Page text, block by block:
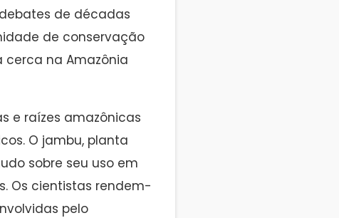
de décadas
de conservação
cerca na Amazônia
e raízes amazônicas
O jambu, planta
sobre seu uso em
Os cientistas rendem-
pelo